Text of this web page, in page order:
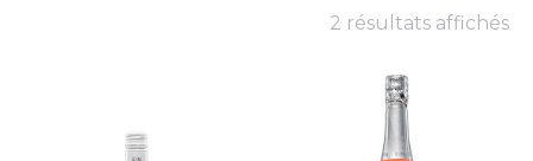
2 résultats affichés